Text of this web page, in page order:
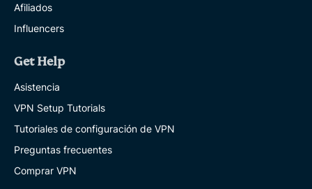
Afiliados
Influencers
Get Help
Asistencia
VPN Setup Tutorials
Tutoriales de configuración de VPN
Preguntas frecuentes
Comprar VPN